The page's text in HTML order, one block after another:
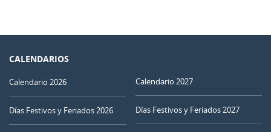
CALENDARIOS
Calendario 2026
Días Festivos y Feriados 2026
Calendario 2027
Días Festivos y Feriados 2027